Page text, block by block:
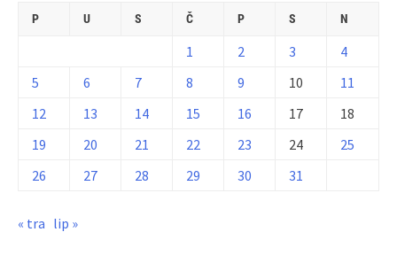
P U S Č P S N
1 2 3
4
5
6 7 8 9 10
11
12
13 14 15 16 17
18
19
20 21 22 23 24
25
26
27 28 29 30 31
« tra lip »